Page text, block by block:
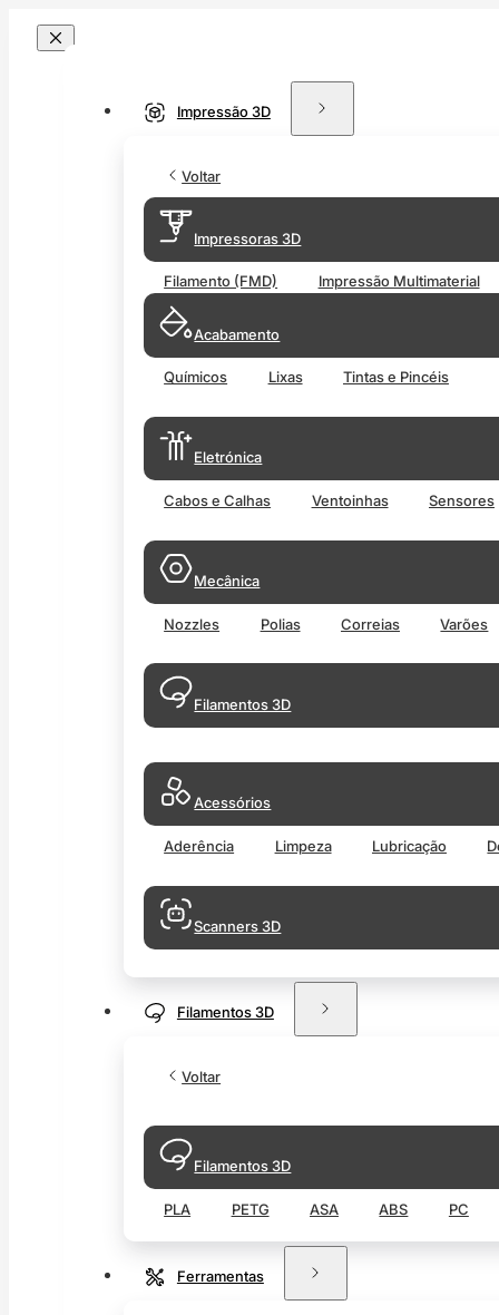
Impressão 3D
Voltar
Impressoras 3D
Filamento (FMD) Impressão Multimaterial
Acabamento
Químicos Lixas Tintas e Pincéis
Eletrónica
Cabos e Calhas Ventoinhas Sensores
Mecânica
Nozzles Polias Correias Varões
Filamentos 3D
Acessórios
Aderência Limpeza Lubricação
Scanners 3D
Filamentos 3D
Voltar
Filamentos 3D
PLA PETG ASA ABS PC
Ferramentas